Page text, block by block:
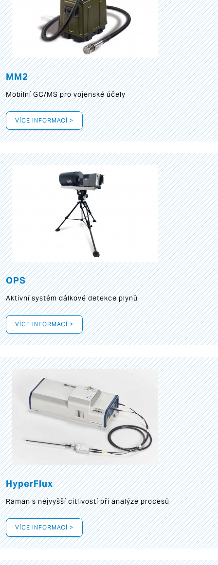
MM2
Mobilní GC/MS pro vojenské účely
VÍCE INFORMACÍ >
OPS
Aktivní systém dálkové detekce plynů
VÍCE INFORMACÍ >
HyperFlux
Raman s nejvyšší citlivostí při analýze procesů
VÍCE INFORMACÍ >